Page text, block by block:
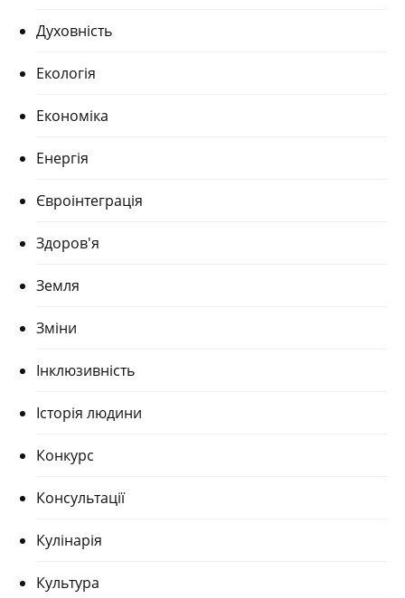
Духовність
Екологія
Економіка
Енергія
Євроінтеграція
Здоров'я
Земля
Зміни
Інклюзивність
Історія людини
Конкурс
Консультації
Кулінарія
Культура